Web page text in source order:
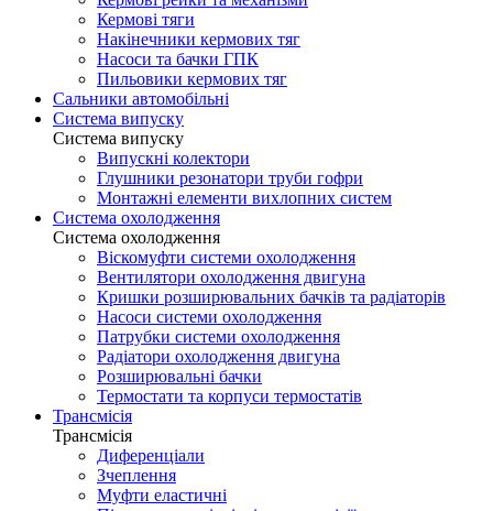
Кермові тяги
Накінечники кермових тяг
Насоси та бачки ГПК
Пильовики кермових тяг
Сальники автомобільні
Система випуску
Система випуску
Випускні колектори
Глушники резонатори труби гофри
Монтажні елементи вихлопних систем
Система охолодження
Система охолодження
Віскомуфти системи охолодження
Вентилятори охолодження двигуна
Кришки розширювальних бачків та радіаторів
Насоси системи охолодження
Патрубки системи охолодження
Радіатори охолодження двигуна
Розширювальні бачки
Термостати та корпуси термостатів
Трансмісія
Трансмісія
Диференціали
Зчеплення
Муфти еластичні